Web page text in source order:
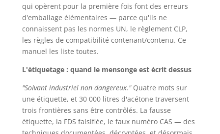
qui opèrent pour la première fois font des erreurs
d'emballage élémentaires — parce qu'ils ne
connaissent pas les normes UN, le règlement CLP,
les règles de compatibilité contenant/contenu. Ce
manuel les liste toutes.
L'étiquetage : quand le mensonge est écrit dessus
"Solvant industriel non dangereux."Quatre mots sur
une étiquette, et 30 000 litres d'acétone traversent
trois frontières sans être contrôlés. La fausse
étiquette, la FDS falsifiée, le faux numéro CAS — des